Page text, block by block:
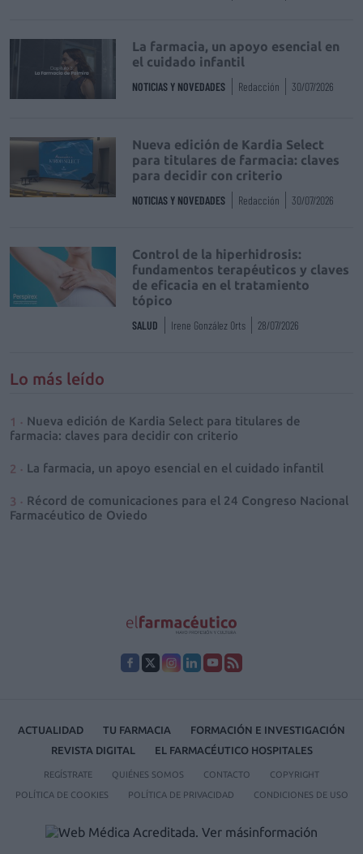
La farmacia, un apoyo esencial en
el cuidado infantil
NOTICIAS Y NOVEDADES Redacción 30/07/2026
Nueva edición de Kardia Select
para titulares de farmacia: claves
para decidir con criterio
NOTICIAS Y NOVEDADES Redacción 30/07/2026
Control de la hiperhidrosis:
fundamentos terapéuticos y claves
de eficacia en el tratamiento
tópico
SALUD Irene González Orts 28/07/2026
Lo más leído
Nueva edición de Kardia Select para titulares de
farmacia: claves para decidir con criterio
La farmacia, un apoyo esencial en el cuidado infantil
Récord de comunicaciones para el 24 Congreso Nacional
Farmacéutico de Oviedo
ACTUALIDAD TU FARMACIA
FORMACIÓN E INVESTIGACIÓN
REVISTA DIGITAL
EL FARMACÉUTICO HOSPITALES
REGÍSTRATE QUIÉNES SOMOS CONTACTO COPYRIGHT
POLÍTICA DE COOKIES POLÍTICA DE PRIVACIDAD CONDICIONES DE USO